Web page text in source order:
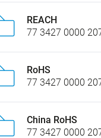
REACH
77 3427 0000
RoHS
77 3427 0000
China RoHS
77 3427 0000